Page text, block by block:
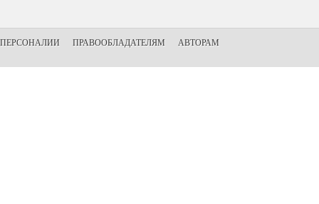
ПЕРСОНАЛИИ ПРАВООБЛАДАТЕЛЯМ АВТОРАМ